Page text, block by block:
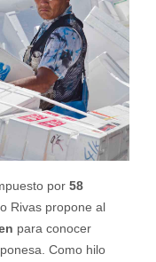
por 58
Rivas propone al
para conocer
Como hilo